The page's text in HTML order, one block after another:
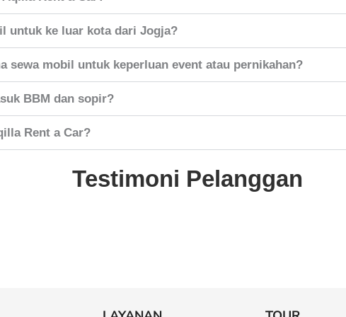
untuk ke luar kota dari Jogja?
sewa mobil untuk keperluan event atau pernikahan?
BBM dan sopir?
Rent a Car?
Testimoni Pelanggan